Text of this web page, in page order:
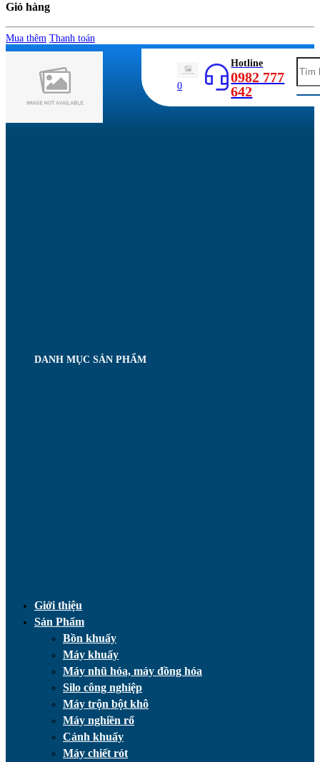
Giỏ hàng
Mua thêm Thanh toán
0
Hotline
0982 777
642
DANH MỤC SẢN PHẨM
Giới thiệu
Sản Phẩm
Bồn khuấy
Máy khuấy
Máy nhũ hóa, máy đồng hóa
Silo công nghiệp
Máy trộn bột khô
Máy nghiền rổ
Cánh khuấy
Máy chiết rót